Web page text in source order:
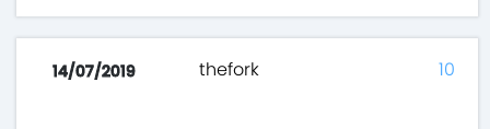
14/07/2019 thefork 10